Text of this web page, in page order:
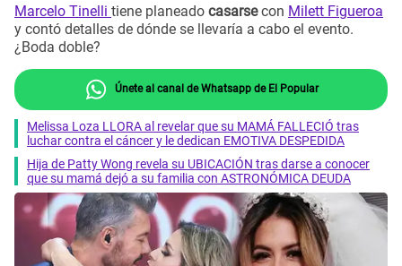
Marcelo Tinelli tiene planeado casarsecon Milett Figueroa
y contó detalles de dónde se llevaría a cabo el evento.
¿Boda doble?
Únete al canal de Whatsapp de El Popular
Melissa Loza LLORA al revelar que su MAMÁ FALLECIÓ tras
luchar contra el cáncer y le dedican EMOTIVA DESPEDIDA
Hija de Patty Wong revela su UBICACIÓN tras darse a conocer
que su mamá dejó a su familia con ASTRONÓMICA DEUDA